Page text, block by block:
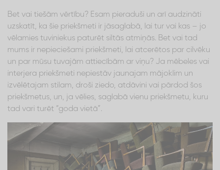
Bet vai tiešām vērtību? Esam pieraduši un arī audzināti
uzskatīt, ka šie priekšmeti ir jāsaglabā, lai tur vai kas – jo
vēlamies tuviniekus paturēt siltās atmiņās. Bet vai tad
mums ir nepieciešami priekšmeti, lai atcerētos par cilvēku
un par mūsu tuvajām attiecībām ar viņu? Ja mēbeles vai
interjera priekšmeti nepiestāv jaunajam mājoklim un
izvēlētajam stilam, droši ziedo, atdāvini vai pārdod šos
priekšmetus, un, ja vēlies, saglabā vienu priekšmetu, kuru
tad vari turēt “goda vietā”.